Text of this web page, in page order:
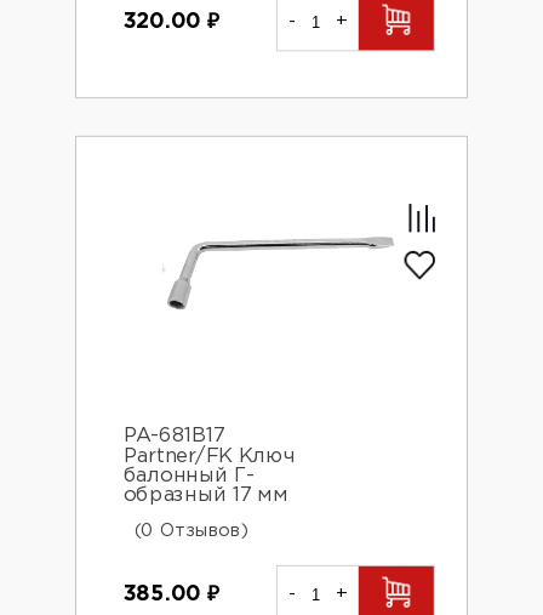
320.00 ₽ - +
PA-681B17
Partner/FK Ключ
балонный Г-
образный 17 мм
(0 Отзывов)
385.00 ₽ - +